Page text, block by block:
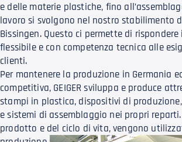
e delle materie plastiche, fino
lavoro si svolgono nel nostro stabilimento
Bissingen. Questo ci permette di
flessibile e con competenza tecnica alle
clienti.
Per mantenere la produzione in Germania
competitiva, GEIGER sviluppa e produce
stampi in plastica, dispositivi di
e sistemi di assemblaggio nei propri
prodotto e del ciclo di vita, vengono